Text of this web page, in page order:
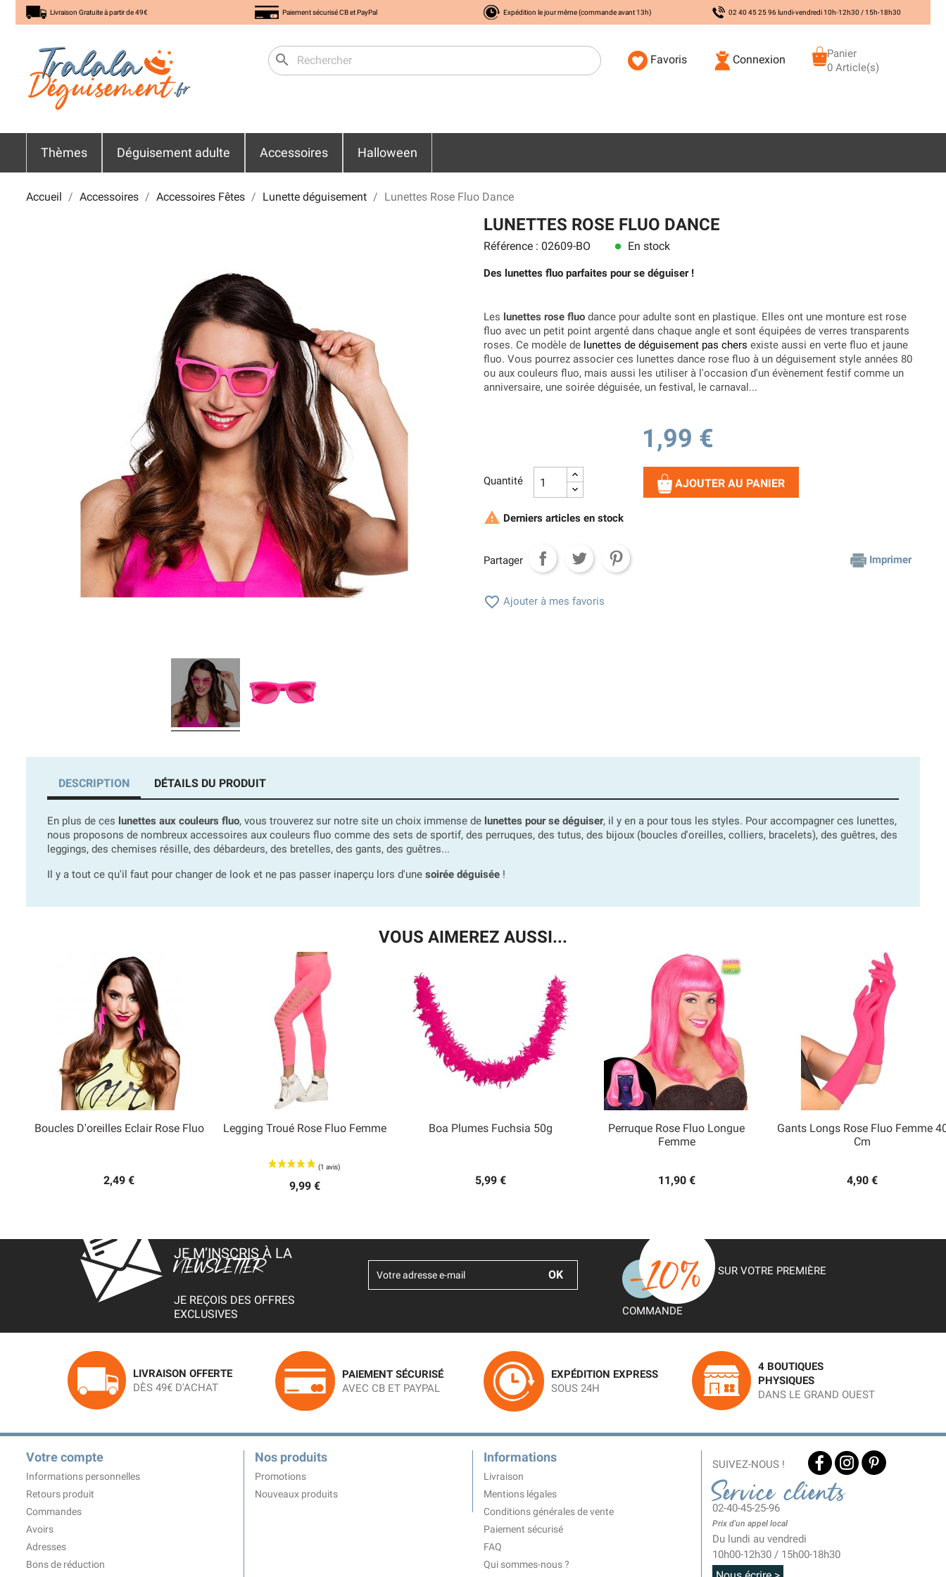
Livraison Gratuite à partir de 49€ Paiement sécurisé CB et PayPal Expédition le jour même (commande avant 13h) 02 40 45 25 96 lundi-vendredi 10h-12h30 / 15h-18h30
search Favoris Connexion
Panier
0 Article(s)
Thèmes Déguisement adulte Accessoires Halloween
Accueil Accessoires Accessoires Fêtes Lunette déguisement Lunettes Rose Fluo Dance
LUNETTES ROSE FLUO DANCE
Référence : 02609-BO lens En stock
Des lunettes fluo parfaites pour se déguiser !
Les lunettes rose fluo dance pour adulte sont en plastique. Elles ont une monture est rose
fluo avec un petit point argenté dans chaque angle et sont équipées de verres transparents
roses. Ce modèle de lunettes de déguisement pas chers existe aussi en verte fluo et jaune
fluo. Vous pourrez associer ces lunettes dance rose fluo à un déguisement style années 80
ou aux couleurs fluo, mais aussi les utiliser à l'occasion d'un évènement festif comme un
anniversaire, une soirée déguisée, un festival, le carnaval...
1,99 €
Quantité AJOUTER AU PANIER
 Derniers articles en stock
Partager Imprimer
 Ajouter à mes favoris
DESCRIPTION DÉTAILS DU PRODUIT
En plus de ces lunettes aux couleurs fluo, vous trouverez sur notre site un choix immense de lunettes pour se déguiser, il y en a pour tous les styles. Pour accompagner ces lunettes,
nous proposons de nombreux accessoires aux couleurs fluo comme des sets de sportif, des perruques, des tutus, des bijoux (boucles d'oreilles, colliers, bracelets), des guêtres, des
leggings, des chemises résille, des débardeurs, des bretelles, des gants, des guêtres...
Il y a tout ce qu'il faut pour changer de look et ne pas passer inaperçu lors d'une soirée déguisée !
VOUS AIMEREZ AUSSI...
Boucles D'oreilles Eclair Rose Fluo
2,49 €
Legging Troué Rose Fluo Femme
9,99 €
Boa Plumes Fuchsia 50g
5,99 €
Perruque Rose Fluo Longue
Femme
11,90 €
Aperçu rapide
Gants Longs Rose Fluo Femme
Cm
4,90 €
Aperçu rapide
JE M’INSCRIS À LA
NEWSLETTER
JE REÇOIS DES OFFRES
EXCLUSIVES
SUR VOTRE PREMIÈRE
COMMANDE
LIVRAISON OFFERTE
DÈS 49€ D'ACHAT
PAIEMENT SÉCURISÉ
AVEC CB ET PAYPAL
EXPÉDITION EXPRESS
SOUS 24H
4 BOUTIQUES
PHYSIQUES
DANS LE GRAND OUEST
Votre compte
Informations personnelles
Retours produit
Commandes
Avoirs
Adresses
Bons de réduction
Nos produits
Promotions
Nouveaux produits
Informations
Livraison
Mentions légales
Conditions générales de vente
Paiement sécurisé
FAQ
Qui sommes-nous ?
SUIVEZ-NOUS !
Service clients
02-40-45-25-96
Prix d'un appel local
Du lundi au vendredi
10h00-12h30 / 15h00-18h30